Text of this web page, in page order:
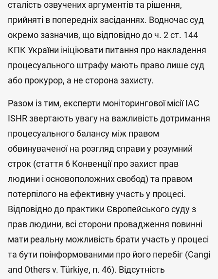
сталість озвучених аргументів та рішення,
прийняті в попередніх засіданнях. Водночас суд
окремо зазначив, що відповідно до ч. 2 ст. 144
КПК України ініціювати питання про накладення
процесуального штрафу мають право лише суд
або прокурор, а не сторона захисту.
Разом із тим, експерти моніторингової місії IAC
ISHR звертають увагу на важливість дотримання
процесуального балансу між правом
обвинуваченої на розгляд справи у розумний
строк (стаття 6 Конвенції про захист прав
людини і основоположних свобод) та правом
потерпілого на ефективну участь у процесі.
Відповідно до практики Європейського суду з
прав людини, всі сторони провадження повинні
мати реальну можливість брати участь у процесі
та бути поінформованими про його перебіг (Cangi
and Others v. Türkiye, п. 46). Відсутність